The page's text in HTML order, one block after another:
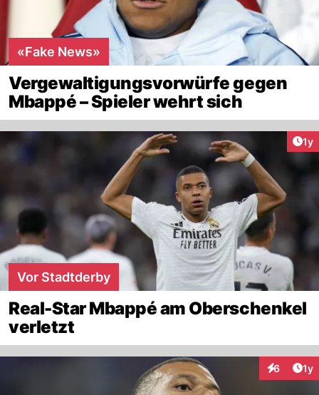
«Fake News»
Vergewaltigungsvorwürfe gegen
Mbappé – Spieler wehrt sich
1y
Vor Stadtderby
Real-Star Mbappé am Oberschenkel
verletzt
6 1y